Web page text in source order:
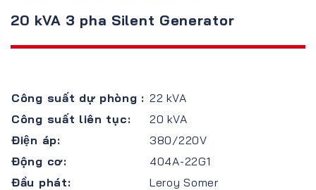
20 kVA 3 pha Silent Generator
Công suất dự phòng : 22 kVA
Công suất liên tục:
20 kVA
Điện áp:
380/220V
Động cơ:
404A-22G1
Đầu phát:
Leroy Somer